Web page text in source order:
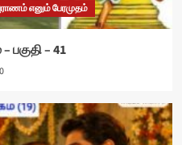
எனும் பேரமுதம்
பகுதி – 41
0